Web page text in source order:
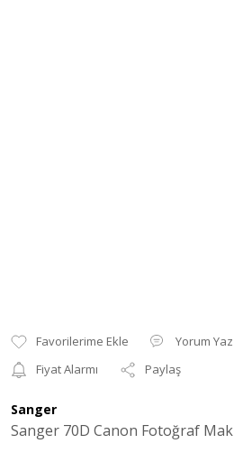
Yorum Yaz
Fiyat Alarmı
Paylaş
Sanger
Sanger 70D Canon Fotoğraf